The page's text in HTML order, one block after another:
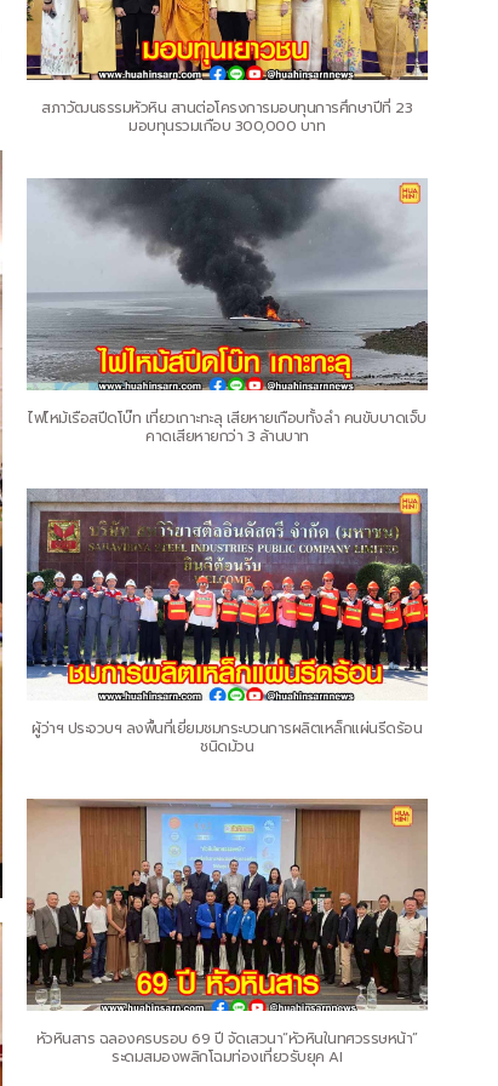
สภาวัฒนธรรมหัวหิน สานต่อโครงการมอบทุนการศึกษาปีที่ 23
มอบทุนรวมเกือบ 300,000 บาท
ไฟไหม้เรือสปีดโบ๊ท เที่ยวเกาะทะลุ เสียหายเกือบทั้งลำ คนขับบาดเจ็บ
คาดเสียหายกว่า 3 ล้านบาท
ผู้ว่าฯ ประจวบฯ ลงพื้นที่เยี่ยมชมกระบวนการผลิตเหล็กแผ่นรีดร้อน
ชนิดม้วน
หัวหินสาร ฉลองครบรอบ 69 ปี จัดเสวนา“หัวหินในทศวรรษหน้า”
ระดมสมองพลิกโฉมท่องเที่ยวรับยุค AI